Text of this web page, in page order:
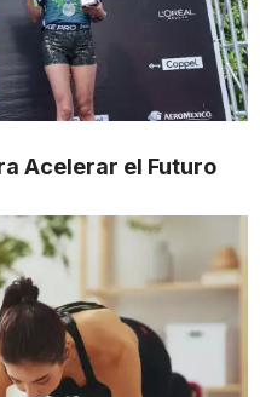
Acelerar el Futuro